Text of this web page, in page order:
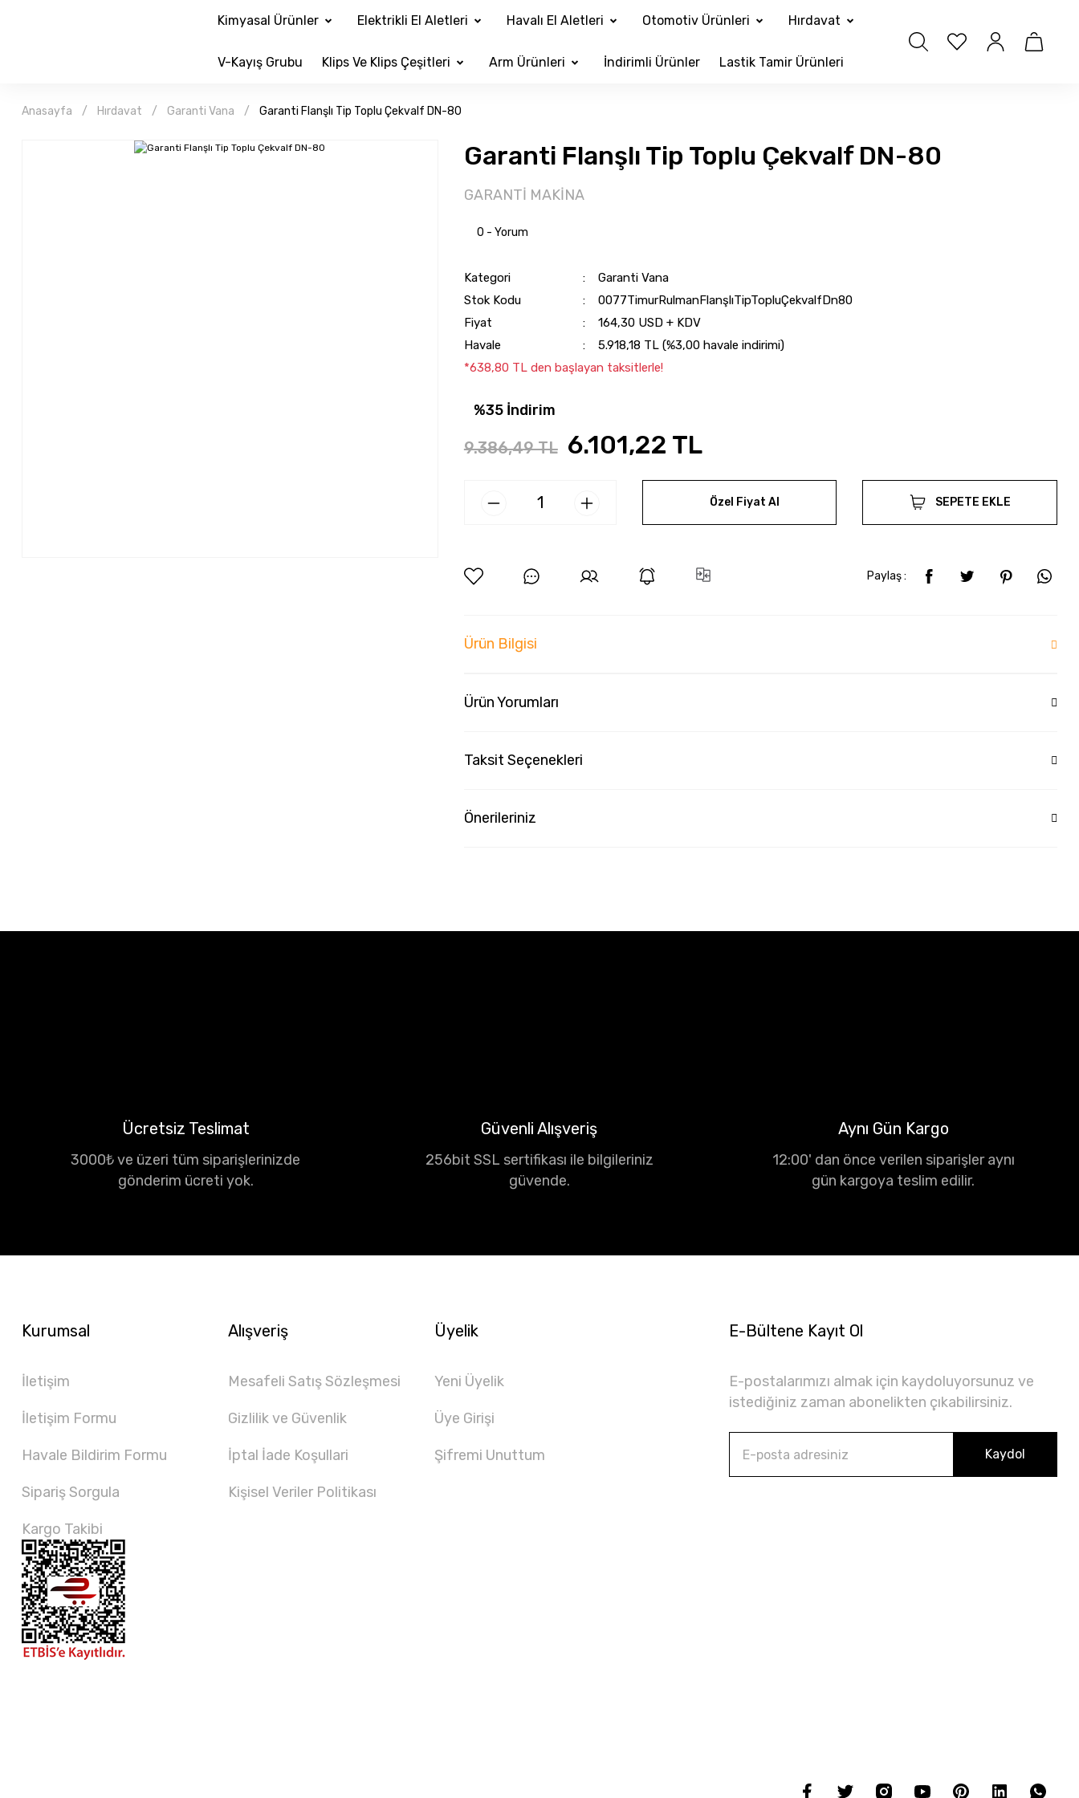
Kimyasal Ürünler Elektrikli El Aletleri Havalı El Aletleri Otomotiv Ürünleri Hırdavat
V-Kayış Grubu Klips Ve Klips Çeşitleri Arm Ürünleri İndirimli Ürünler Lastik Tamir Ürünleri
Anasayfa Hırdavat Garanti Vana Garanti Flanşlı Tip Toplu Çekvalf DN-80
Garanti Flanşlı Tip Toplu Çekvalf DN-80
GARANTİ MAKİNA
0 - Yorum
Kategori
Garanti Vana
Stok Kodu
0077TimurRulmanFlanşlıTipTopluÇekvalfDn80
Fiyat
164,30 USD + KDV
Havale
5.918,18 TL (%3,00 havale indirimi)
*638,80 TL den başlayan taksitlerle!
%35 İndirim
9.386,49 TL 6.101,22 TL
Özel Fiyat Al SEPETE EKLE
Paylaş :
Ürün Bilgisi
Ürün Yorumları
Taksit Seçenekleri
Önerileriniz
Ücretsiz Teslimat
3000₺ ve üzeri tüm siparişlerinizde
gönderim ücreti yok.
Güvenli Alışveriş
256bit SSL sertifikası ile bilgileriniz
güvende.
Aynı Gün Kargo
12:00' dan önce verilen siparişler aynı
gün kargoya teslim edilir.
Kurumsal
İletişim
İletişim Formu
Havale Bildirim Formu
Sipariş Sorgula
Kargo Takibi
Alışveriş
Mesafeli Satış Sözleşmesi
Gizlilik ve Güvenlik
İptal İade Koşullari
Kişisel Veriler Politikası
Üyelik
Yeni Üyelik
Üye Girişi
Şifremi Unuttum
E-Bültene Kayıt Ol
E-postalarımızı almak için kaydoluyorsunuz ve
istediğiniz zaman abonelikten çıkabilirsiniz.
Kaydol